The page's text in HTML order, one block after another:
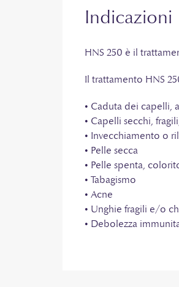
Indicazioni
HNS 250 è il
Il trattamento HNS
• Caduta dei capelli,
• Capelli secchi,
• Invecchiamento o
• Pelle secca
• Pelle spenta,
• Tabagismo
• Acne
• Unghie fragili e/o
• Debolezza